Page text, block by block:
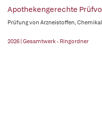
Apothekengerechte
Prüfung von Arzneistoffen,
2026 | Gesamtwerk - Ringordner